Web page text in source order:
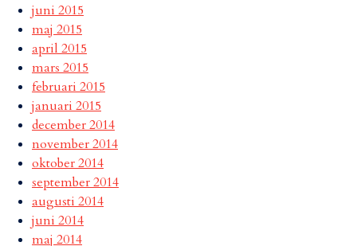
juni 2015
maj 2015
april 2015
mars 2015
februari 2015
januari 2015
december 2014
november 2014
oktober 2014
september 2014
augusti 2014
juni 2014
maj 2014